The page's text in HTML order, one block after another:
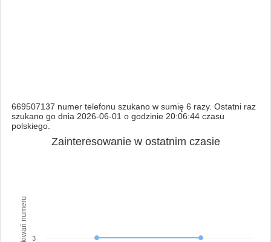
669507137 numer telefonu szukano w sumię 6 razy. Ostatni raz
szukano go dnia 2026-06-01 o godzinie 20:06:44 czasu
polskiego.
Zainteresowanie w ostatnim czasie
3